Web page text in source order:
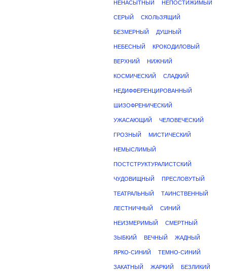
НЕНАСЫТНЫЙ НЕПОСТИЖИМЫЙ
СЕРЫЙ СКОЛЬЗЯЩИЙ
БЕЗМЕРНЫЙ ДУШНЫЙ
НЕБЕСНЫЙ КРОКОДИЛОВЫЙ
ВЕРХНИЙ НИЖНИЙ
КОСМИЧЕСКИЙ СЛАДКИЙ
НЕДИФФЕРЕНЦИРОВАННЫЙ
ШИЗОФРЕНИЧЕСКИЙ
УЖАСАЮЩИЙ ЧЕЛОВЕЧЕСКИЙ
ГРОЗНЫЙ МИСТИЧЕСКИЙ
НЕМЫСЛИМЫЙ
ПОСТСТРУКТУРАЛИСТСКИЙ
ЧУДОВИЩНЫЙ ПРЕСЛОВУТЫЙ
ТЕАТРАЛЬНЫЙ ТАИНСТВЕННЫЙ
ЛЕСТНИЧНЫЙ СИНИЙ
НЕИЗМЕРИМЫЙ СМЕРТНЫЙ
ЗЫБКИЙ ВЕЧНЫЙ ЖАДНЫЙ
ЯРКО-СИНИЙ ТЕМНО-СИНИЙ
ЗАКАТНЫЙ ЖАРКИЙ БЕЗЛИКИЙ